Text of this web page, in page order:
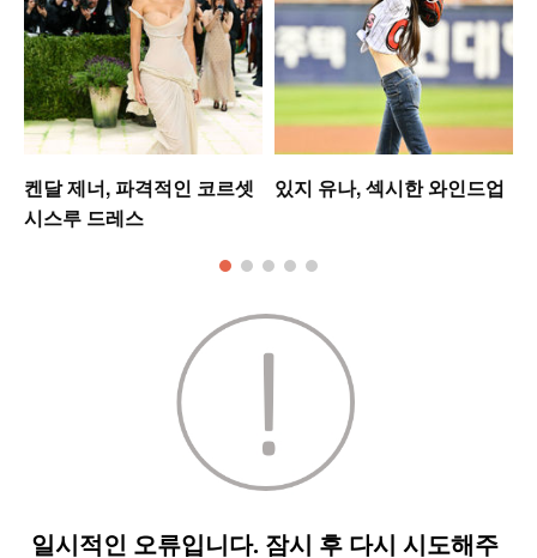
켄달 제너, 파격적인 코르셋
시스루 드레스
있지 유나, 섹시한 와인드업